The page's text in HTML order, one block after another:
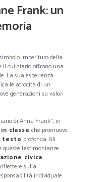
Frank: un
imperituro della
il cui diario offrono una
La sua esperienza
le atrocità di un
generazioni su valori
di Anna Frank”, in
classe che promuove
testo profonda. Gli
queste testimonianze
civica,
sulla
individuale